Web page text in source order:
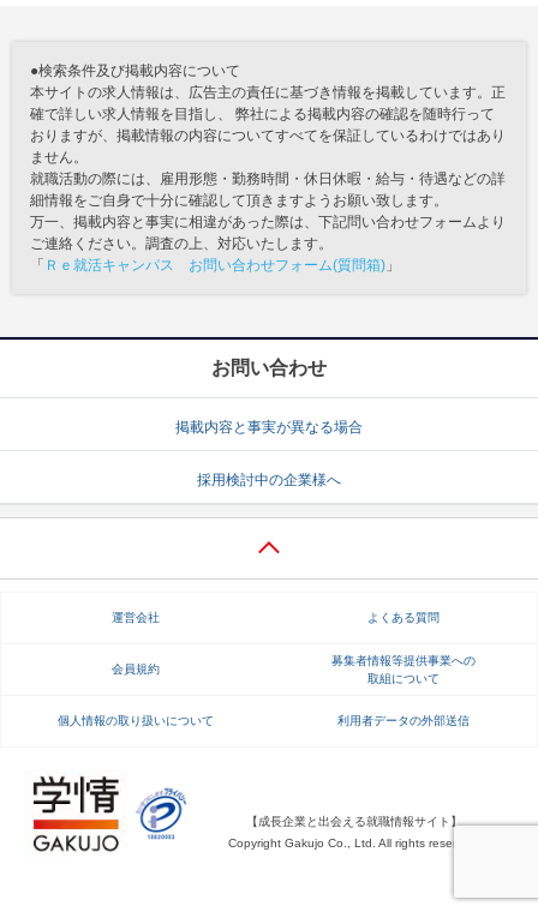
●検索条件及び掲載内容について
本サイトの求人情報は、広告主の責任に基づき情報を掲載しています。正
確で詳しい求人情報を目指し、 弊社による掲載内容の確認を随時行って
おりますが、掲載情報の内容についてすべてを保証しているわけではあり
ません。
就職活動の際には、雇用形態・勤務時間・休日休暇・給与・待遇などの詳
細情報をご自身で十分に確認して頂きますようお願い致します。
万一、掲載内容と事実に相違があった際は、下記問い合わせフォームより
ご連絡ください。調査の上、対応いたします。
「 Ｒｅ就活キャンパス お問い合わせフォーム(質問箱) 」
お問い合わせ
掲載内容と事実が異なる場合
採用検討中の企業様へ
運営会社 よくある質問
会員規約
募集者情報等提供事業への
取組について
個人情報の取り扱いについて 利用者データの外部送信
【成長企業と出会える就職情報サイト】
Copyright Gakujo Co., Ltd. All rights reserved.